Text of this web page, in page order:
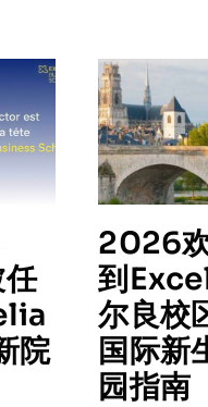
院
2026
到
尔良校
国际新
园指南